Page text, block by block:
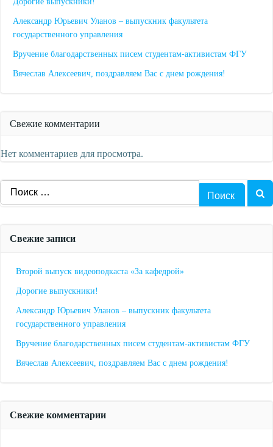
Александр Юрьевич Уланов – выпускник факультета
государственного управления
Вручение благодарственных писем студентам-активистам ФГУ
Вячеслав Алексеевич, поздравляем Вас с днем рождения!
Свежие комментарии
Нет комментариев для просмотра.
Найти:
Свежие записи
Второй выпуск видеоподкаста «За кафедрой»
Дорогие выпускники!
Александр Юрьевич Уланов – выпускник факультета
государственного управления
Вручение благодарственных писем студентам-активистам ФГУ
Вячеслав Алексеевич, поздравляем Вас с днем рождения!
Свежие комментарии